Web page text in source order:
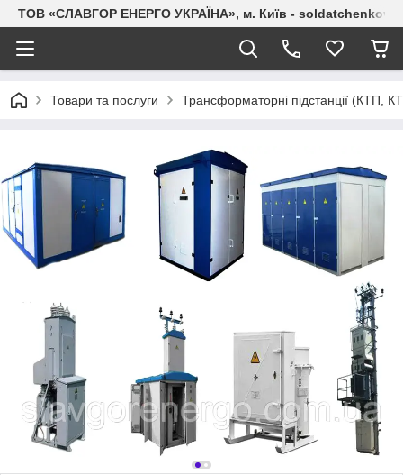
ТОВ «СЛАВГОР ЕНЕРГО УКРАЇНА», м. Київ -
Товари та послуги Трансформаторні підстанції (КТП,